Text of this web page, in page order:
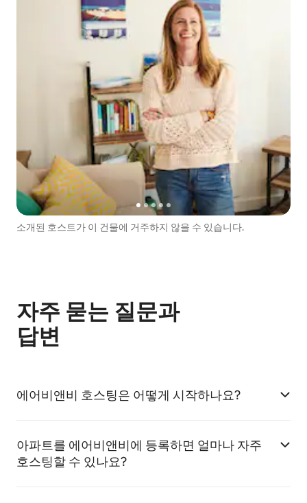
소개된 호스트가 이 건물에 거주하지 않을 수 있습니다.
자주 묻는 질문과
답변
에어비앤비 호스팅은 어떻게 시작하나요?
아파트를 에어비앤비에 등록하면 얼마나 자주
호스팅할 수 있나요?